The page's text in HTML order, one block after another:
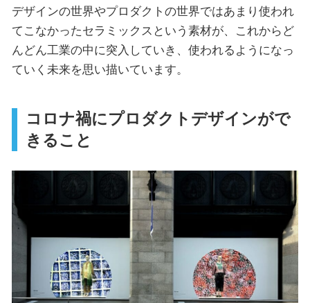
デザインの世界やプロダクトの世界ではあまり使われ
てこなかったセラミックスという素材が、これからど
んどん工業の中に突入していき、使われるようになっ
ていく未来を思い描いています。
コロナ禍にプロダクトデザインがで
きること